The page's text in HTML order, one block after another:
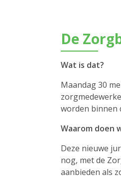
De
Wat is dat?
Maandag 30
worden binnen
Waarom doen
Deze nieuwe
nog, met de
aanbieden als